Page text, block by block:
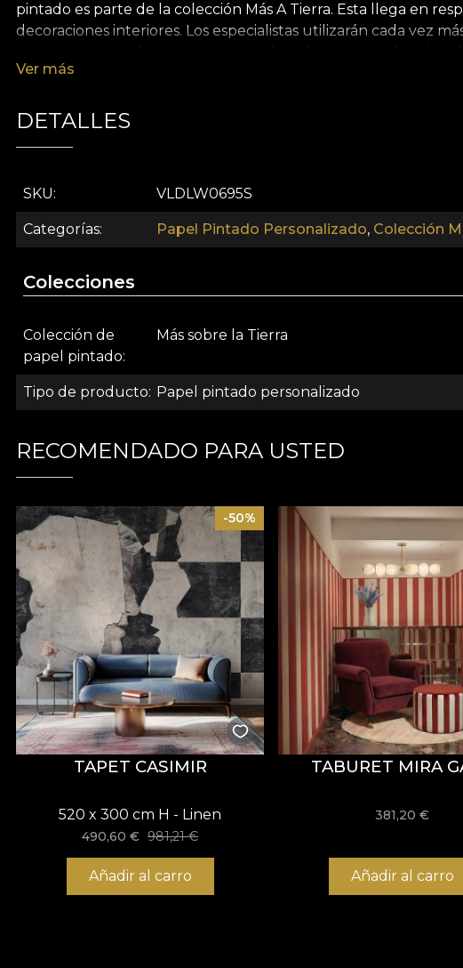
pintado es parte de la colección Más A Tierra. Esta llega en
decoraciones interiores. Los especialistas utilizarán cada vez
espacio para contemplar la belleza tanto por dentro como por
nuestros papeles pintados están hechos de materiales
Ver más
DETALLES
SKU VLDLW0695S
Categorías Papel Pintado Personalizado, Colección
Colecciones
Colección de
papel pintado
Más sobre la Tierra
Tipo de producto Papel pintado personalizado
RECOMENDADO PARA USTED
-50%
TAPET CASIMIR
520 x 300 cm H - Linen
490,60 € 981,21€
Añadir al carro
TABURET MIRA
381,20€
Añadir al carro